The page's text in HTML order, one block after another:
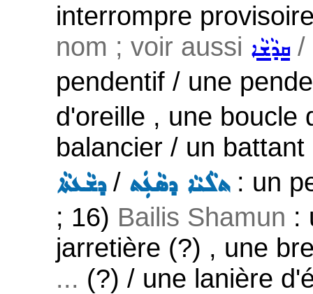
interrompre
nom ; voir aussi ܩܕܵܫܵܐ /
pendentif / une
d'oreille , une boucle
balancier / un battant
ܕܫܵܥܬܵܐ/ ܬܠܵܝܵܐ ܕܣܵܥܲܬ: un
; 16) Bailis Shamun :
jarretière (?) , une
... (?) / une lanière